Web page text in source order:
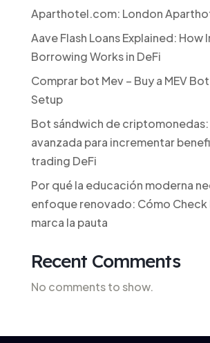
Aparthotel.com: London
Aave Flash Loans Explained: How
Borrowing Works in DeFi
Comprar bot Mev – Buy a MEV
Setup
Bot sándwich de
avanzada para incrementar
trading DeFi
Por qué la educación moderna
enfoque renovado: Cómo Check
marca la pauta
Recent Comments
No comments to show.